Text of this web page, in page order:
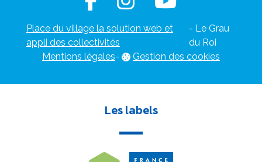
Place du village la solution web et
appli des collectivités
- Le Grau
du Roi
Mentions légales- Gestion des cookies
Les labels